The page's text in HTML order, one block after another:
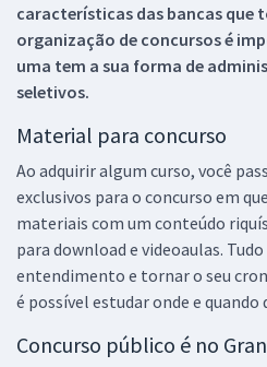
características das bancas que
organização de concursos é
uma tem a sua forma de
seletivos.
Material para concurso
Ao adquirir algum curso, você
exclusivos para o concurso em
materiais com um conteúdo
para download e videoaulas.
entendimento e tornar o seu
é possível estudar onde e quando
Concurso público é no Gran